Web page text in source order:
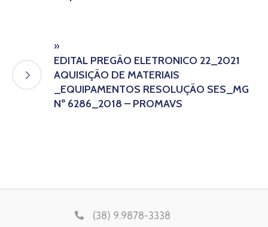
»
EDITAL PREGÃO ELETRONICO 22_2021
AQUISIÇÃO DE MATERIAIS
_EQUIPAMENTOS RESOLUÇÃO SES_MG
Nº 6286_2018 – PROMAVS
(38) 9.9878-3338